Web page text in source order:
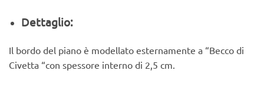
Dettaglio:
Il bordo del piano è modellato esternamente a “Becco di
Civetta “con spessore interno di 2,5 cm.